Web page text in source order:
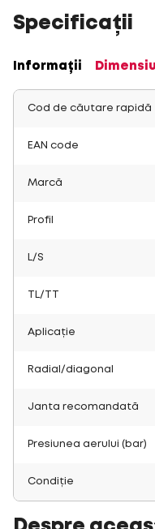
Specificații
Informații
Cod de căutare rapidă
EAN code
Marcă
Profil
L/S
TL/TT
Aplicație
Radial/diagonal
Janta recomandată
Presiunea aerului (bar)
Condiție